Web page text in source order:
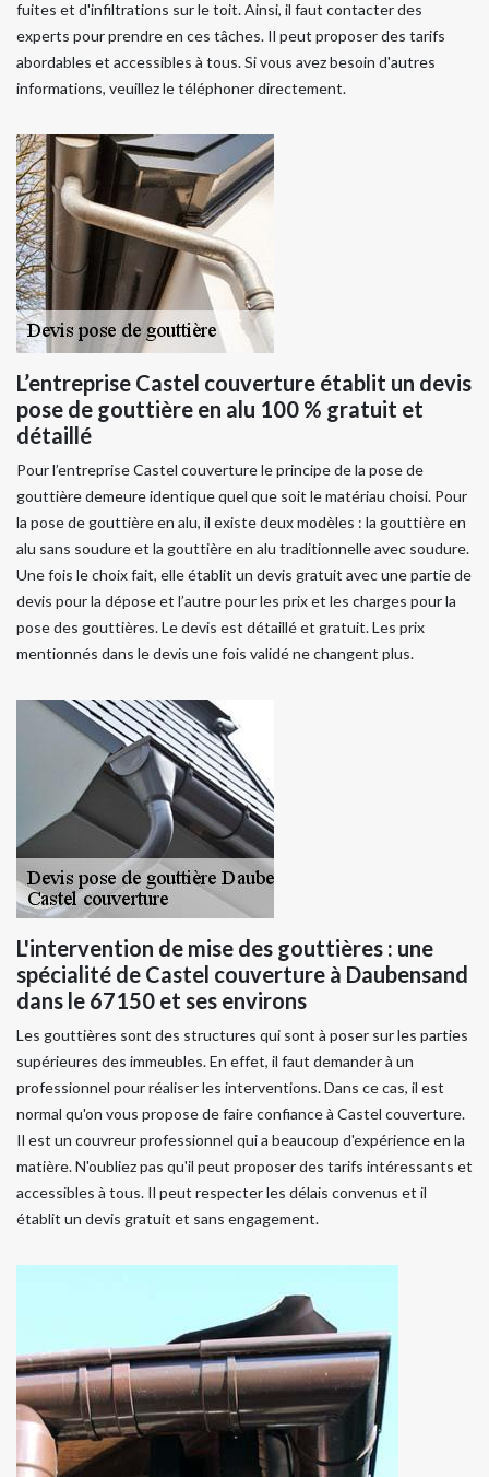
fuites et d'infiltrations sur le toit. Ainsi, il faut contacter des
experts pour prendre en ces tâches. Il peut proposer des tarifs
abordables et accessibles à tous. Si vous avez besoin d'autres
informations, veuillez le téléphoner directement.
L’entreprise Castel couverture établit un devis
pose de gouttière en alu 100 % gratuit et
détaillé
Pour l’entreprise Castel couverture le principe de la pose de
gouttière demeure identique quel que soit le matériau choisi. Pour
la pose de gouttière en alu, il existe deux modèles : la gouttière en
alu sans soudure et la gouttière en alu traditionnelle avec soudure.
Une fois le choix fait, elle établit un devis gratuit avec une partie de
devis pour la dépose et l’autre pour les prix et les charges pour la
pose des gouttières. Le devis est détaillé et gratuit. Les prix
mentionnés dans le devis une fois validé ne changent plus.
L'intervention de mise des gouttières : une
spécialité de Castel couverture à Daubensand
dans le 67150 et ses environs
Les gouttières sont des structures qui sont à poser sur les parties
supérieures des immeubles. En effet, il faut demander à un
professionnel pour réaliser les interventions. Dans ce cas, il est
normal qu'on vous propose de faire confiance à Castel couverture.
Il est un couvreur professionnel qui a beaucoup d'expérience en la
matière. N'oubliez pas qu'il peut proposer des tarifs intéressants et
accessibles à tous. Il peut respecter les délais convenus et il
établit un devis gratuit et sans engagement.